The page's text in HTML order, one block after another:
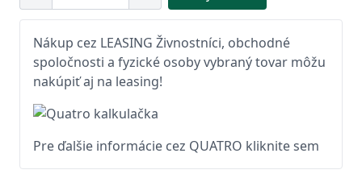
Nákup cez LEASING Živnostníci, obchodné
spoločnosti a fyzické osoby vybraný tovar môžu
nakúpiť aj na leasing!
Pre ďalšie informácie cez QUATRO kliknite sem